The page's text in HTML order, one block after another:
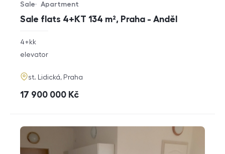
Sale flats 4+KT 134 m², Praha - Anděl
Offer type
Sale
Property type
Apartment
rozměry
4+kk
funkce
elevator
adresa
st. Lidická, Praha
cena
17 900 000 Kč